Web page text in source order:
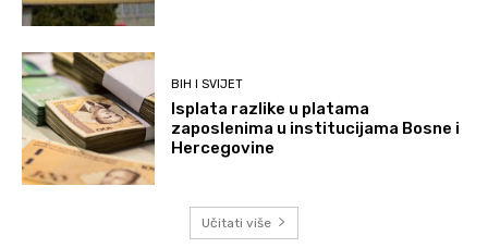
BIH I SVIJET
Isplata razlike u platama
zaposlenima u institucijama Bosne i
Hercegovine
Učitati više